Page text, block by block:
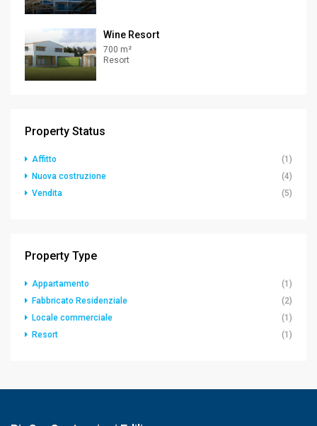
Wine Resort
700 m²
Resort
Property Status
Affitto
(1)
Nuova costruzione
(4)
Vendita
(5)
Property Type
Appartamento
(1)
Fabbricato Residenziale
(2)
Locale commerciale
(1)
Resort
(1)